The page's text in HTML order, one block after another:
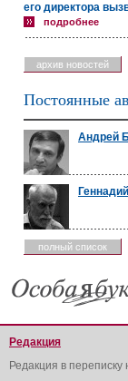
его директора
подробнее
архив новостей
Постоянные
Андрей
полный список
Редакция
Редакция в